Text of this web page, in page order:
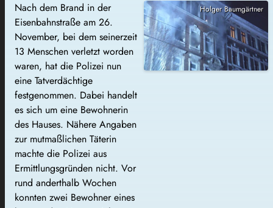
Nach dem Brand in der
Eisenbahnstraße am 26.
November, bei dem seinerzeit
13 Menschen verletzt worden
waren, hat die Polizei nun
eine Tatverdächtige
festgenommen. Dabei handelt
es sich um eine Bewohnerin
des Hauses. Nähere Angaben
zur mutmaßlichen Täterin
machte die Polizei aus
Ermittlungsgründen nicht. Vor
rund anderthalb Wochen
konnten zwei Bewohner eines
Holger Baumgärtner